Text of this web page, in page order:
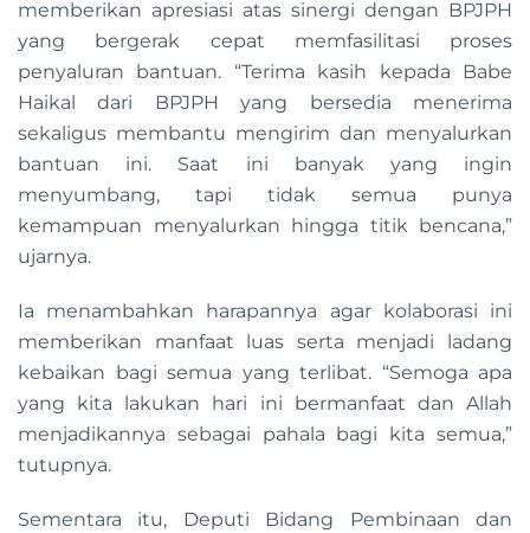
memberikan apresiasi atas sinergi dengan BPJPH
yang bergerak cepat memfasilitasi proses
penyaluran bantuan. “Terima kasih kepada Babe
Haikal dari BPJPH yang bersedia menerima
sekaligus membantu mengirim dan menyalurkan
bantuan ini. Saat ini banyak yang ingin
menyumbang, tapi tidak semua punya
kemampuan menyalurkan hingga titik bencana,”
ujarnya.
Ia menambahkan harapannya agar kolaborasi ini
memberikan manfaat luas serta menjadi ladang
kebaikan bagi semua yang terlibat. “Semoga apa
yang kita lakukan hari ini bermanfaat dan Allah
menjadikannya sebagai pahala bagi kita semua,”
tutupnya.
Sementara itu, Deputi Bidang Pembinaan dan